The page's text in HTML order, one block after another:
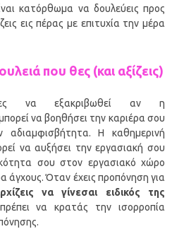
κατόρθωμα να δουλεύεις προς
εις πέρας με επιτυχία την μέρα
που θες (και αξίζεις)
να εξακριβωθεί αν η
να βοηθήσει την καριέρα σου
Η καθημερινή
να αυξήσει την εργασιακή σου
σου στον εργασιακό χώρο
άγχους. Όταν έχεις προπόνηση για
να γίνεσαι ειδικός της
να κρατάς την ισορροπία